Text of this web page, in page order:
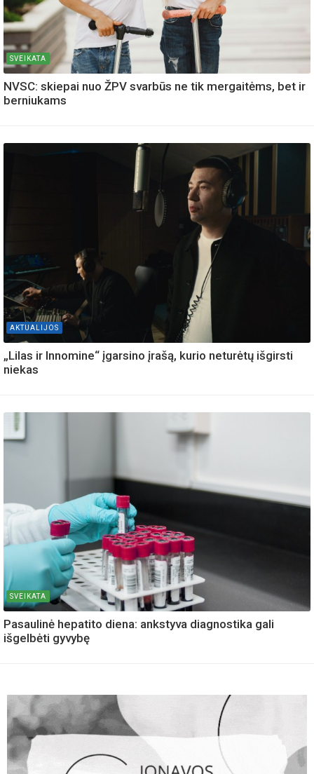
SVEIKATA
NVSC: skiepai nuo ŽPV svarbūs ne tik mergaitėms, bet ir
berniukams
AKTUALIJOS
„Lilas ir Innomine“ įgarsino įrašą, kurio neturėtų išgirsti
niekas
SVEIKATA
Pasaulinė hepatito diena: ankstyva diagnostika gali
išgelbėti gyvybę